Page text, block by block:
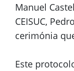
Manuel
CEISUC,
cerimónia
Este